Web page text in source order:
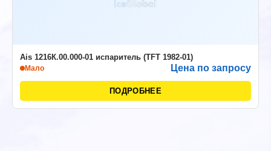
Ais 1216К.00.000-01 испаритель (TFT 1982-01)
Мало Цена по запросу
ПОДРОБНЕЕ